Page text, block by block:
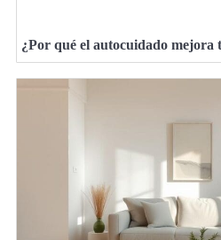
¿Por qué el autocuidado mejora